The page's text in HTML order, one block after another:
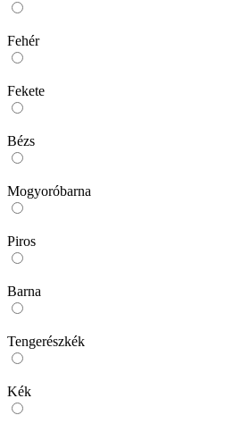
Fehér
Fekete
Bézs
Mogyoróbarna
Piros
Barna
Tengerészkék
Kék